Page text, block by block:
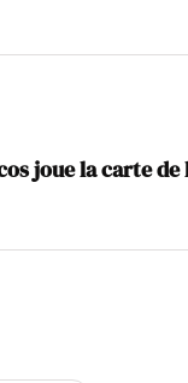
joue la carte de